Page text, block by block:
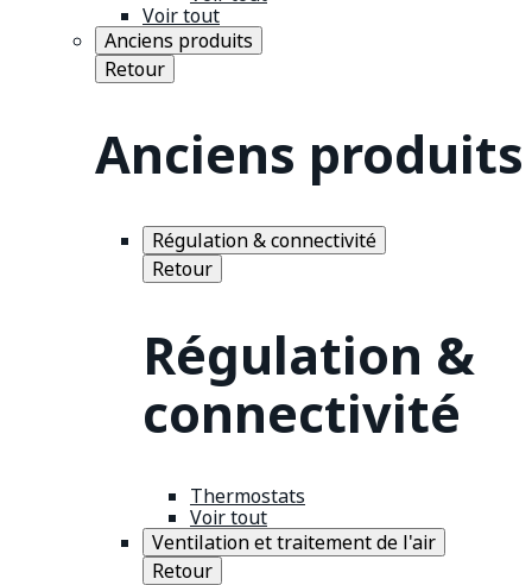
Voir tout
Anciens produits
Retour
Anciens produits
Régulation & connectivité
Retour
Régulation &
connectivité
Thermostats
Voir tout
Ventilation et traitement de l'air
Retour